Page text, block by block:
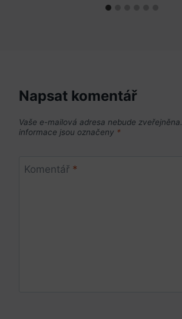
Napsat komentář
Vaše e-mailová adresa nebude zveřejněna.
informace jsou označeny *
Komentář *